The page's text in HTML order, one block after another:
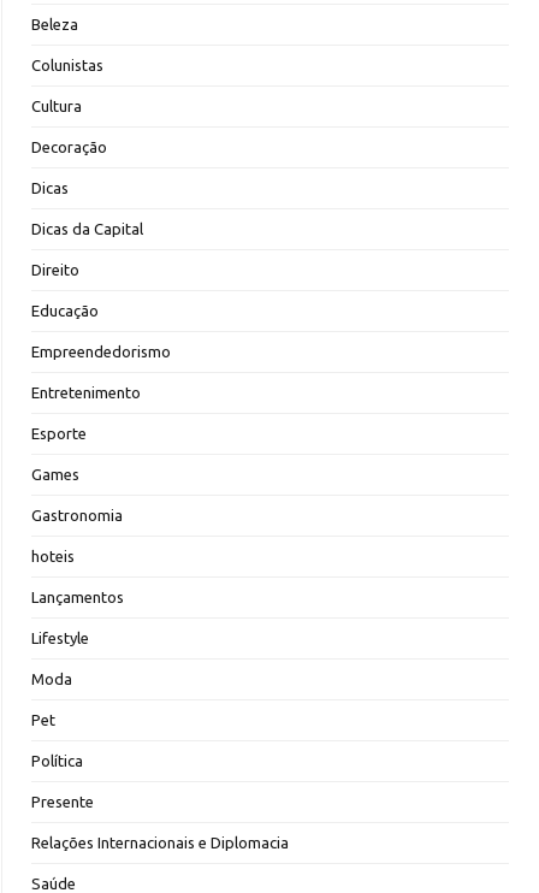
Beleza
Colunistas
Cultura
Decoração
Dicas
Dicas da Capital
Direito
Educação
Empreendedorismo
Entretenimento
Esporte
Games
Gastronomia
hoteis
Lançamentos
Lifestyle
Moda
Pet
Política
Presente
Relações Internacionais e Diplomacia
Saúde